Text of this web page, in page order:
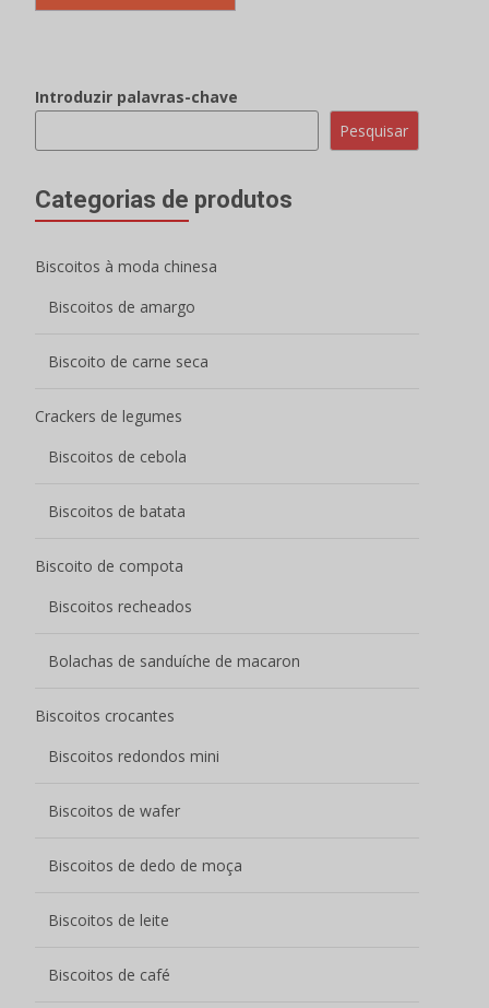
Introduzir palavras-chave
Pesquisar
Categorias de produtos
Biscoitos à moda chinesa
Biscoitos de amargo
Biscoito de carne seca
Crackers de legumes
Biscoitos de cebola
Biscoitos de batata
Biscoito de compota
Biscoitos recheados
Bolachas de sanduíche de macaron
Biscoitos crocantes
Biscoitos redondos mini
Biscoitos de wafer
Biscoitos de dedo de moça
Biscoitos de leite
Biscoitos de café